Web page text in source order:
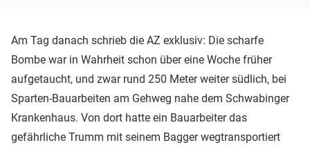
Am Tag danach schrieb die AZ exklusiv: Die scharfe
Bombe war in Wahrheit schon über eine Woche früher
aufgetaucht, und zwar rund 250 Meter weiter südlich, bei
Sparten-Bauarbeiten am Gehweg nahe dem Schwabinger
Krankenhaus. Von dort hatte ein Bauarbeiter das
gefährliche Trumm mit seinem Bagger wegtransportiert